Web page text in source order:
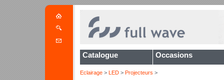
Eclairage > LED > Projecteurs >
Catalogue Occasions